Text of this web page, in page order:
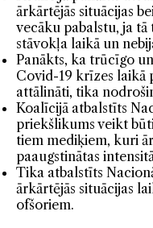
ārkārtējās situācijas
vecāku pabalstu, ja tā
stāvokļa laikā un
Panākts, ka trūcīgo
Covid-19 krīzes laikā
attālināti, tika
Koalīcijā atbalstīts
priekšlikums veikt
tiem mediķiem, kuri
paaugstinātas
Tika atbalstīts
ārkārtējās situācijas
ofšoriem.